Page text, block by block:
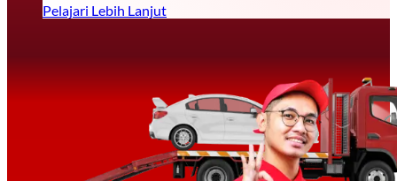
Pelajari Lebih Lanjut